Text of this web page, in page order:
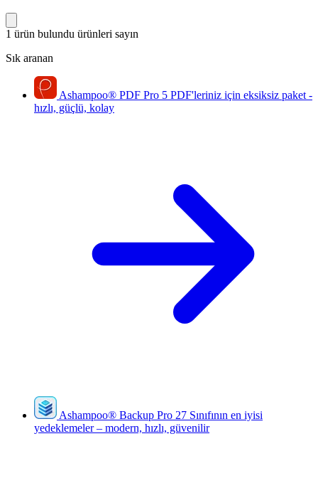
1 ürün bulundu ürünleri sayın
Sık aranan
Ashampoo® PDF Pro 5 PDF'leriniz için eksiksiz paket -
hızlı, güçlü, kolay
Ashampoo® Backup Pro 27 Sınıfının en iyisi
yedeklemeler – modern, hızlı, güvenilir